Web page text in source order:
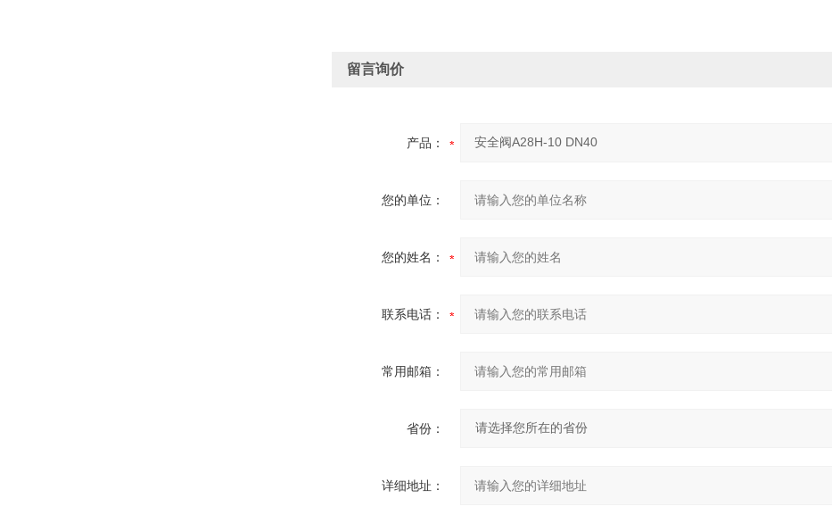
留言询价
产品：
您的单位：
您的姓名：
联系电话：
常用邮箱：
省份：
详细地址：